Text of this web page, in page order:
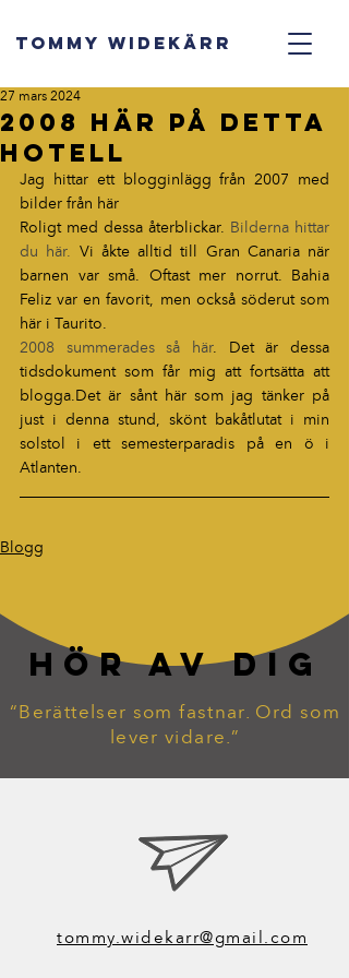
TOMMY WIDEKÄRR
2008 här på detta
hotell
27 mars 2024
Jag hittar ett blogginlägg från 2007 med
bilder från här
Roligt med dessa återblickar. Bilderna hittar
du här. Vi åkte alltid till Gran Canaria när
barnen var små. Oftast mer norrut. Bahia
Feliz var en favorit, men också söderut som
här i Taurito.
2008 summerades så här. Det är dessa
tidsdokument som får mig att fortsätta att
blogga.Det är sånt här som jag tänker på
just i denna stund, skönt bakåtlutat i min
solstol i ett semesterparadis på en ö i
Atlanten.
Blogg
HÖR AV DIG
“Berättelser som fastnar. Ord som
lever vidare.”
tommy.widekarr@gmail.com